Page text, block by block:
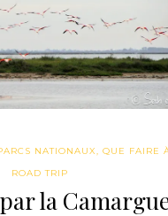
NATIONAUX, QUE FAIRE
ROAD TRIP
la